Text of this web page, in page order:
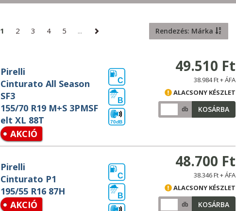
1 2 3 4 5 ... Rendezés: Márka
Pirelli
Cinturato All Season
SF3
155/70 R19 M+S 3PMSF
elt XL 88T
AKCIÓ
C
B
70dB
49.510 Ft
38.984 Ft + ÁFA
ALACSONY KÉSZLET
db KOSÁRBA
Pirelli
Cinturato P1
195/55 R16 87H
AKCIÓ
C
B
48.700 Ft
38.346 Ft + ÁFA
ALACSONY KÉSZLET
db KOSÁRBA